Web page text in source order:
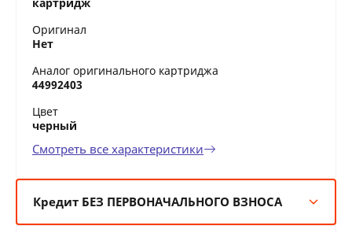
Оригинал
Нет
Аналог оригинального картриджа
44992403
Цвет
черный
Смотреть все характеристики
Кредит БЕЗ ПЕРВОНАЧАЛЬНОГО ВЗНОСА